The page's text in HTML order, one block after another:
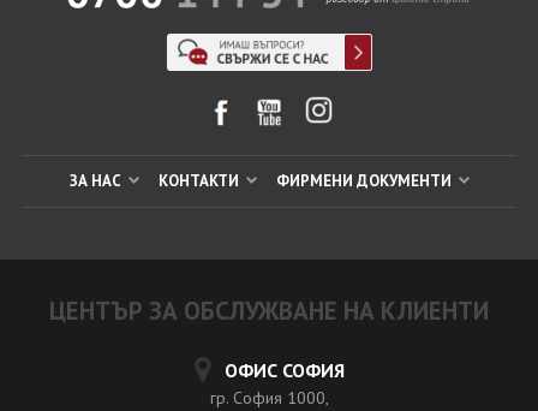
ЗА НАС КОНТАКТИ ФИРМЕНИ ДОКУМЕНТИ
ЦЕНТЪР ЗА ОБСЛУЖВАНЕ НА КЛИЕНТИ
ОФИС СОФИЯ
гр. София 1000,